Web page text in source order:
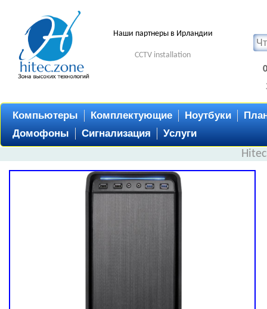
Наши партнеры в Ирландии
CCTV installation
Компьютеры Комплектующие Ноутбуки
Домофоны
Сигнализация Услуги